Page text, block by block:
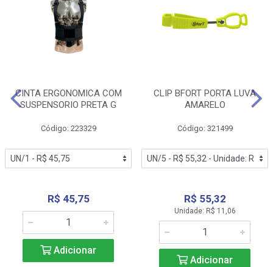
CINTA ERGONOMICA COM
SUSPENSORIO PRETA G
Código: 223329
R$ 45,75
Adicionar
CLIP BFORT PORTA LUVA
AMARELO
Código: 321499
R$ 55,32
Unidade: R$ 11,06
Adicionar